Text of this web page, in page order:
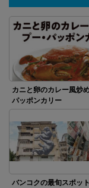
カニと卵のカレー風炒
パッポンカリー
バンコクの最旬スポッ